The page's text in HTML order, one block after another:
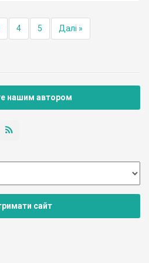
4 5 Далі »
нашим автором
сайт